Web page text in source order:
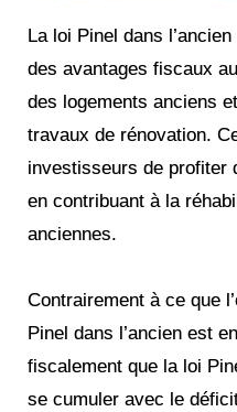
La loi Pinel dans
des avantages fiscaux
des logements anciens
travaux de rénovation.
investisseurs de profiter
en contribuant à la
anciennes.
Contrairement à ce que
Pinel dans l’ancien est
fiscalement que la loi
se cumuler avec le